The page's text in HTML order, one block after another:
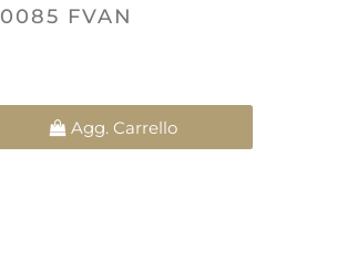
FVAN
Agg. Carrello